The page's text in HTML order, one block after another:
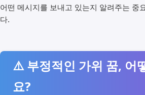
어떤 메시지를 보내고 있는지 알려주는 중
다.
⚠️ 부정적인 가위 꿈, 어
요?